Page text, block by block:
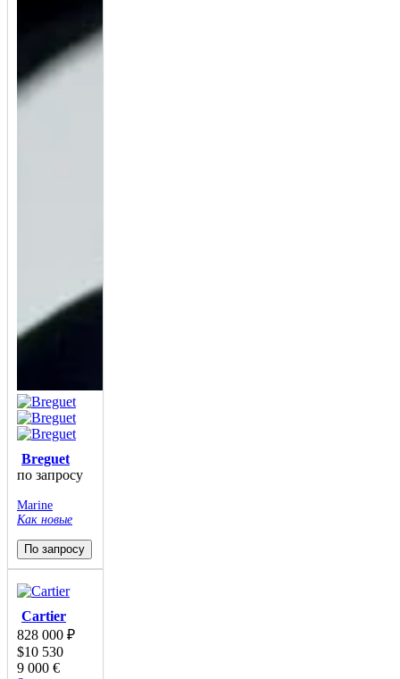
Breguet
по запросу
Marine
Как новые
По запросу
Cartier
828 000 ₽
$10 530
9 000 €